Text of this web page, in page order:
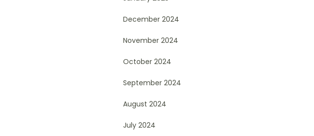
December 2024
November 2024
October 2024
September 2024
August 2024
July 2024